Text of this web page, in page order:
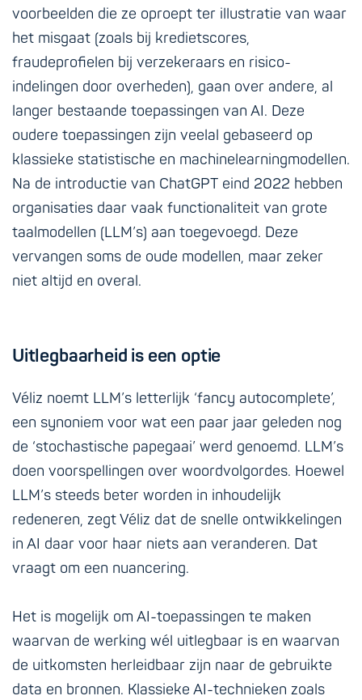
voorbeelden die ze oproept ter illustratie van waar
het misgaat (zoals bij kredietscores,
fraudeprofielen bij verzekeraars en risico-
indelingen door overheden), gaan over andere, al
langer bestaande toepassingen van AI. Deze
oudere toepassingen zijn veelal gebaseerd op
klassieke statistische en machinelearningmodellen.
Na de introductie van ChatGPT eind 2022 hebben
organisaties daar vaak functionaliteit van grote
taalmodellen (LLM’s) aan toegevoegd. Deze
vervangen soms de oude modellen, maar zeker
niet altijd en overal.
Uitlegbaarheid is een optie
Véliz noemt LLM’s letterlijk ‘fancy autocomplete’,
een synoniem voor wat een paar jaar geleden nog
de ‘stochastische papegaai’ werd genoemd. LLM’s
doen voorspellingen over woordvolgordes. Hoewel
LLM’s steeds beter worden in inhoudelijk
redeneren, zegt Véliz dat de snelle ontwikkelingen
in AI daar voor haar niets aan veranderen. Dat
vraagt om een nuancering.
Het is mogelijk om AI-toepassingen te maken
waarvan de werking wél uitlegbaar is en waarvan
de uitkomsten herleidbaar zijn naar de gebruikte
data en bronnen. Klassieke AI-technieken zoals